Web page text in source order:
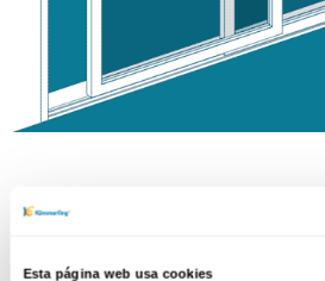
Esta página web usa cookies